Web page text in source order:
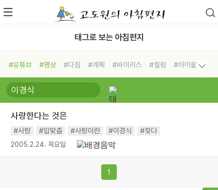
태그로 보는 아침편지
#유튜브 #명상 #다짐 #계획 #바이러스 #힐링
#아이들
#비전캠프
#독서캠프 #삶
#희망
#나눔 #친구 #링컨학교
#독서
#건강 #면역력
사랑한다는 것은
#사랑 #입맞춤 #사랑이란 #이경식 #젖다
2005.2.24. 목요일
1